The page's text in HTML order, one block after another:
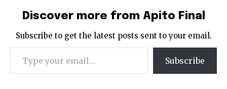
Discover more from Apito Final
Subscribe to get the latest posts sent to your email.
Type your email…
Subscribe